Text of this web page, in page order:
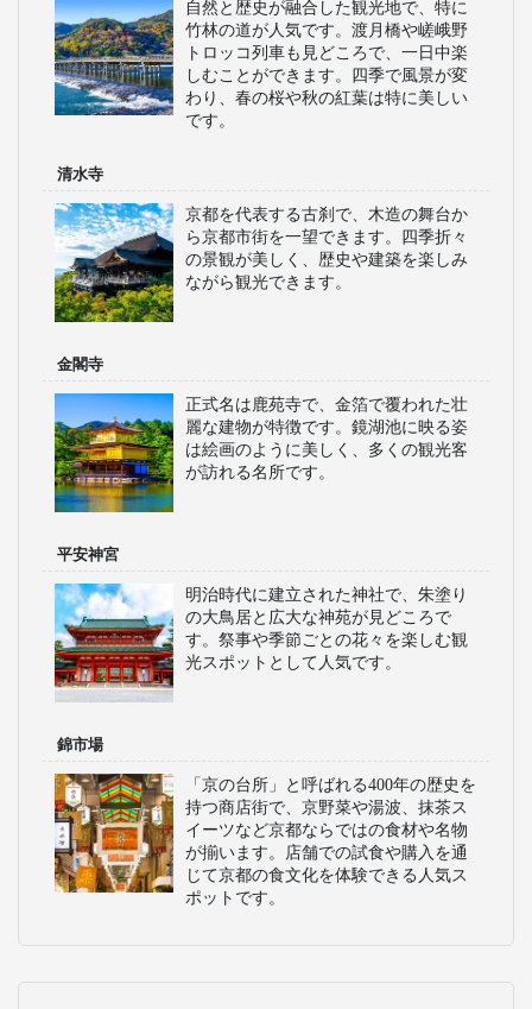
自然と歴史が融合した観光地で、特に
竹林の道が人気です。渡月橋や嵯峨野
トロッコ列車も見どころで、一日中楽
しむことができます。四季で風景が変
わり、春の桜や秋の紅葉は特に美しい
です。
清水寺
京都を代表する古刹で、木造の舞台か
ら京都市街を一望できます。四季折々
の景観が美しく、歴史や建築を楽しみ
ながら観光できます。
金閣寺
正式名は鹿苑寺で、金箔で覆われた壮
麗な建物が特徴です。鏡湖池に映る姿
は絵画のように美しく、多くの観光客
が訪れる名所です。
平安神宮
明治時代に建立された神社で、朱塗り
の大鳥居と広大な神苑が見どころで
す。祭事や季節ごとの花々を楽しむ観
光スポットとして人気です。
錦市場
「京の台所」と呼ばれる400年の歴史を
持つ商店街で、京野菜や湯波、抹茶ス
イーツなど京都ならではの食材や名物
が揃います。店舗での試食や購入を通
じて京都の食文化を体験できる人気ス
ポットです。